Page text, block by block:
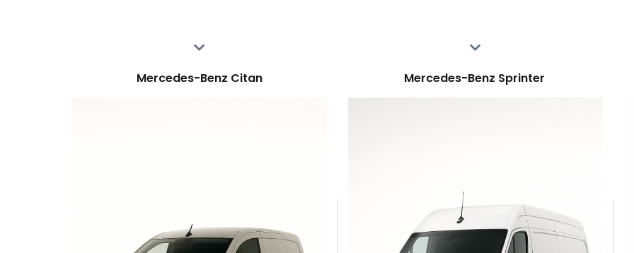
Mercedes-Benz Citan Mercedes-Benz Sprinter